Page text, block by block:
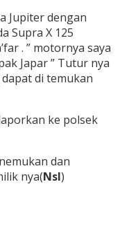
Jupiter dengan
Supra X 125
. ” motornya saya
Japar ” Tutur nya
di temukan
ke polsek
dan
nya(Nsl)